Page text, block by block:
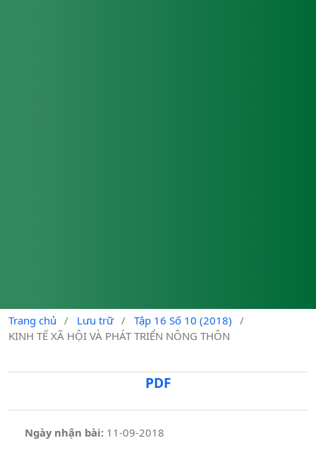
Trang chủ / Lưu trữ / Tập 16 Số 10 (2018)
/
KINH TẾ XÃ HỘI VÀ PHÁT TRIỂN NÔNG THÔN
PDF
Ngày nhận bài: 11-09-2018